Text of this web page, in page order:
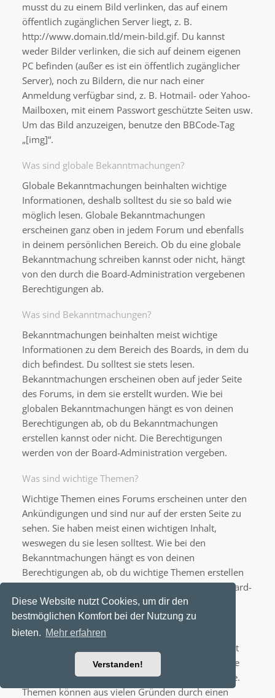
Diese Website nutzt Cookies, um dir den
bestmöglichen Komfort bei der Nutzung zu
bieten. Mehr erfahren
Verstanden!
musst du zu einem Bild verlinken, das auf einem
öffentlich zugänglichen Server liegt, z. B.
http://www.domain.tld/mein-bild.gif. Du kannst
weder Bilder verlinken, die sich auf deinem eigenen
PC befinden (außer es ist ein öffentlich zugänglicher
Server), noch zu Bildern, die nur nach einer
Anmeldung verfügbar sind, z. B. Hotmail- oder Yahoo-
Mailboxen, mit einem Passwort geschützte Seiten usw.
Um das Bild anzuzeigen, benutze den BBCode-Tag
„[img]“.
Was sind globale Bekanntmachungen?
Globale Bekanntmachungen beinhalten wichtige
Informationen, deshalb solltest du sie so bald wie
möglich lesen. Globale Bekanntmachungen
erscheinen ganz oben in jedem Forum und ebenfalls
in deinem persönlichen Bereich. Ob du eine globale
Bekanntmachung schreiben kannst oder nicht, hängt
von den durch die Board-Administration vergebenen
Berechtigungen ab.
Was sind Bekanntmachungen?
Bekanntmachungen beinhalten meist wichtige
Informationen zu dem Bereich des Boards, in dem du
dich befindest. Du solltest sie stets lesen.
Bekanntmachungen erscheinen oben auf jeder Seite
des Forums, in dem sie erstellt wurden. Wie bei
globalen Bekanntmachungen hängt es von deinen
Berechtigungen ab, ob du Bekanntmachungen
erstellen kannst oder nicht. Die Berechtigungen
werden von der Board-Administration vergeben.
Was sind wichtige Themen?
Wichtige Themen eines Forums erscheinen unter den
Ankündigungen und sind nur auf der ersten Seite zu
sehen. Sie haben meist einen wichtigen Inhalt,
weswegen du sie lesen solltest. Wie bei den
Bekanntmachungen hängt es von deinen
Berechtigungen ab, ob du wichtige Themen erstellen
kannst oder nicht; die Berechtigungen stellt die Board-
Administration ein.
Was sind geschlossene Themen?
Geschlossene Themen sind Themen, in denen nicht
mehr geantwortet werden kann und bei denen eine
laufende Umfrage, falls vorhanden, beendet wurde.
Themen können aus vielen Gründen durch einen